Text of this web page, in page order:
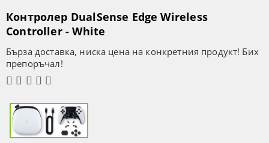
Контролер DualSense Edge Wireless
Controller - White
Бърза доставка, ниска цена на конкретния продукт! Бих
препоръчал!